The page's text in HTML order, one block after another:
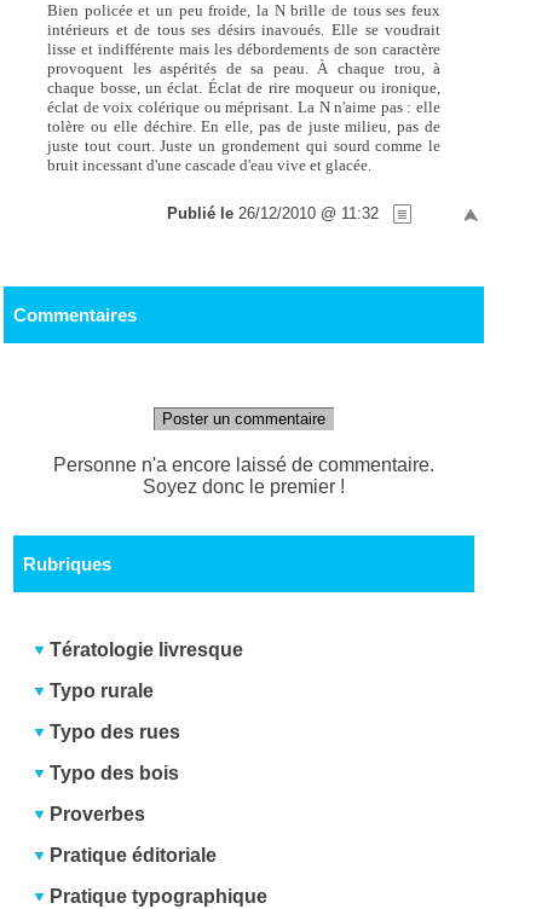
Bien policée et un peu froide, la N brille de tous ses feux
intérieurs et de tous ses désirs inavoués. Elle se voudrait
lisse et indifférente mais les débordements de son caractère
provoquent les aspérités de sa peau. À chaque trou, à
chaque bosse, un éclat. Éclat de rire moqueur ou ironique,
éclat de voix colérique ou méprisant. La N n'aime pas : elle
tolère ou elle déchire. En elle, pas de juste milieu, pas de
juste tout court. Juste un grondement qui sourd comme le
bruit incessant d'une cascade d'eau vive et glacée.
Publié le 26/12/2010 @ 11:32
Commentaires
Poster un commentaire
Personne n'a encore laissé de commentaire.
Soyez donc le premier !
Rubriques
Tératologie livresque
Typo rurale
Typo des rues
Typo des bois
Proverbes
Pratique éditoriale
Pratique typographique